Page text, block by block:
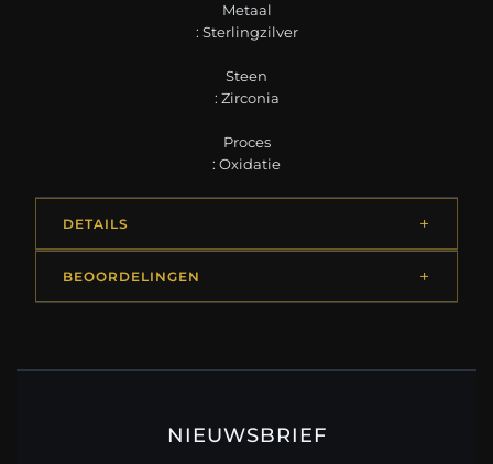
Metaal
: Sterlingzilver
Steen
: Zirconia
Proces
: Oxidatie
DETAILS
BEOORDELINGEN
NIEUWSBRIEF